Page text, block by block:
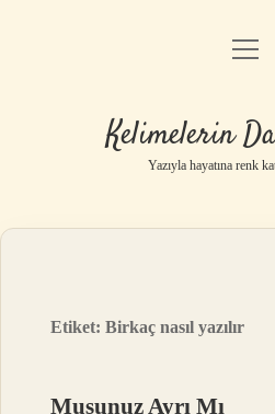
Anasayfa
Yasal
Kelimelerin
Yazıyla hayatına renk
Etiket:Birkaç nasıl yazılır
Musunuz Ayrı Mı